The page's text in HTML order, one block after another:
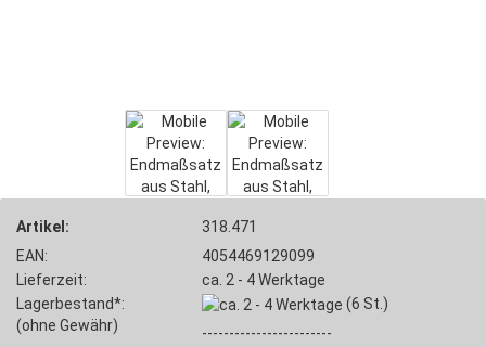
Artikel:
318.471
EAN:
4054469129099
Lieferzeit:
ca. 2 - 4 Werktage
Lagerbestand*:
(ohne Gewähr)
(6 St.)
------------------------